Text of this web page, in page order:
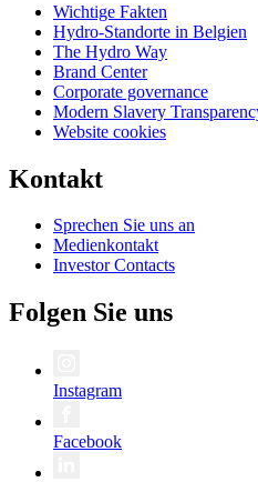
Wichtige Fakten
Hydro-Standorte in Belgien
The Hydro Way
Brand Center
Corporate governance
Modern Slavery
Website cookies
Kontakt
Sprechen Sie uns an
Medienkontakt
Investor Contacts
Folgen Sie uns
Instagram
Facebook